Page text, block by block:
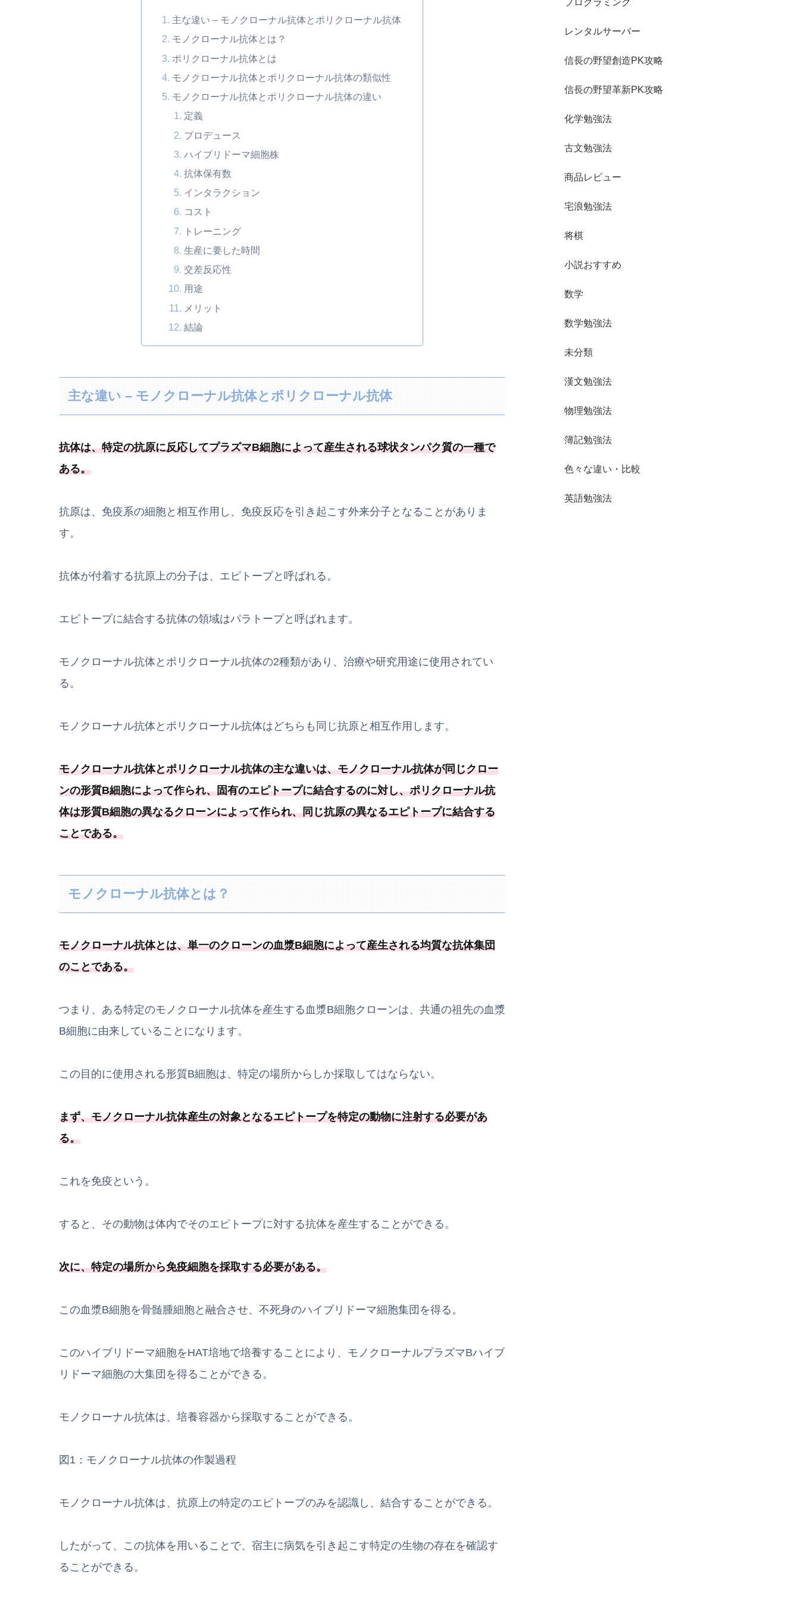
主な違い – モノクローナル抗体とポリクローナル抗体
モノクローナル抗体とは？
ポリクローナル抗体とは
モノクローナル抗体とポリクローナル抗体の類似性
モノクローナル抗体とポリクローナル抗体の違い
定義
プロデュース
ハイブリドーマ細胞株
抗体保有数
インタラクション
コスト
トレーニング
生産に要した時間
交差反応性
用途
メリット
結論
主な違い – モノクローナル抗体とポリクローナル抗体
抗体は、特定の抗原に反応してプラズマB細胞によって産生される球状タンパク質の一種で
ある。
抗原は、免疫系の細胞と相互作用し、免疫反応を引き起こす外来分子となることがありま
す。
抗体が付着する抗原上の分子は、エピトープと呼ばれる。
エピトープに結合する抗体の領域はパラトープと呼ばれます。
モノクローナル抗体とポリクローナル抗体の2種類があり、治療や研究用途に使用されてい
る。
モノクローナル抗体とポリクローナル抗体はどちらも同じ抗原と相互作用します。
モノクローナル抗体とポリクローナル抗体の主な違いは、モノクローナル抗体が同じクロー
ンの形質B細胞によって作られ、固有のエピトープに結合するのに対し、ポリクローナル抗
体は形質B細胞の異なるクローンによって作られ、同じ抗原の異なるエピトープに結合する
ことである。
モノクローナル抗体とは？
モノクローナル抗体とは、単一のクローンの血漿B細胞によって産生される均質な抗体集団
のことである。
つまり、ある特定のモノクローナル抗体を産生する血漿B細胞クローンは、共通の祖先の血漿
B細胞に由来していることになります。
この目的に使用される形質B細胞は、特定の場所からしか採取してはならない。
まず、モノクローナル抗体産生の対象となるエピトープを特定の動物に注射する必要があ
る。
これを免疫という。
すると、その動物は体内でそのエピトープに対する抗体を産生することができる。
次に、特定の場所から免疫細胞を採取する必要がある。
この血漿B細胞を骨髄腫細胞と融合させ、不死身のハイブリドーマ細胞集団を得る。
このハイブリドーマ細胞をHAT培地で培養することにより、モノクローナルプラズマBハイブ
リドーマ細胞の大集団を得ることができる。
モノクローナル抗体は、培養容器から採取することができる。
図1：モノクローナル抗体の作製過程
モノクローナル抗体は、抗原上の特定のエピトープのみを認識し、結合することができる。
したがって、この抗体を用いることで、宿主に病気を引き起こす特定の生物の存在を確認す
ることができる。
レンタルサーバー
信長の野望創造PK攻略
信長の野望革新PK攻略
化学勉強法
古文勉強法
商品レビュー
宅浪勉強法
将棋
小説おすすめ
数学
数学勉強法
未分類
漢文勉強法
物理勉強法
簿記勉強法
色々な違い・比較
英語勉強法